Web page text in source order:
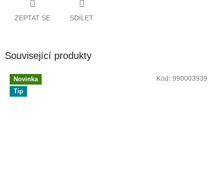
ZEPTAT SE SDÍLET
Související produkty
Novinka
Tip
Kód: 990003939